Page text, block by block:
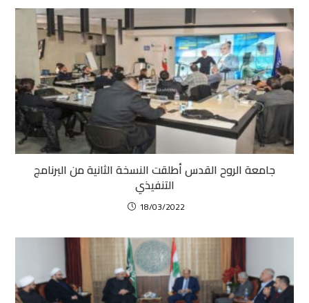
جامعة الروح القدس أطلقت النسخة الثانية من البرنامج
التنفيذي
18/03/2022